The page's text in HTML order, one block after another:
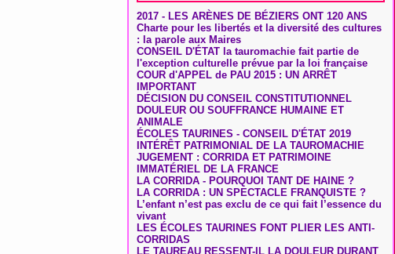
2017 - LES ARÈNES DE BÉZIERS ONT 120 ANS
Charte pour les libertés et la diversité des cultures
: la parole aux Maires
CONSEIL D'ÉTAT la tauromachie fait partie de
l'exception culturelle prévue par la loi française
COUR d'APPEL de PAU 2015 : UN ARRÊT
IMPORTANT
DÉCISION DU CONSEIL CONSTITUTIONNEL
DOULEUR OU SOUFFRANCE HUMAINE ET
ANIMALE
ÉCOLES TAURINES - CONSEIL D'ÉTAT 2019
INTÉRÊT PATRIMONIAL DE LA TAUROMACHIE
JUGEMENT : CORRIDA ET PATRIMOINE
IMMATÉRIEL DE LA FRANCE
LA CORRIDA - POURQUOI TANT DE HAINE ?
LA CORRIDA : UN SPECTACLE FRANQUISTE ?
L’enfant n’est pas exclu de ce qui fait l’essence du
vivant
LES ÉCOLES TAURINES FONT PLIER LES ANTI-
CORRIDAS
LE TAUREAU RESSENT-IL LA DOULEUR DURANT